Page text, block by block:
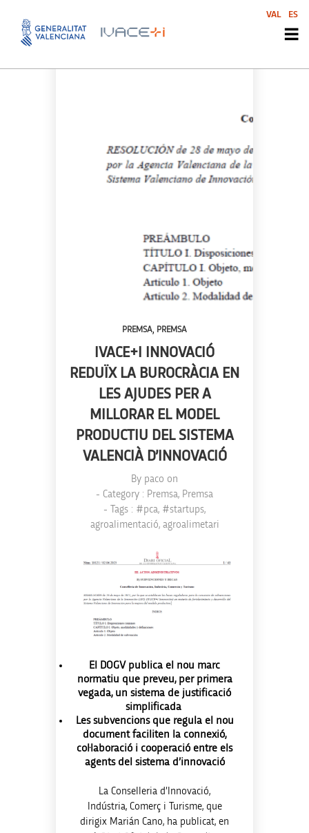
PREMSA PREMSA
IVACE+I INNOVACIÓ
REDUÏX LA BUROCRÀCIA EN
LES AJUDES PER A
MILLORAR EL MODEL
PRODUCTIU DEL SISTEMA
VALENCIÀ D’INNOVACIÓ
By paco on
- Category : Premsa, Premsa
- Tags : #pca, #startups,
agroalimentació, agroalimetari
El DOGV publica el nou marc
normatiu que preveu, per primera
vegada, un sistema de justificació
simplificada
Les subvencions que regula el nou
document faciliten la connexió,
col·laboració i cooperació entre els
agents del sistema d’innovació
La Conselleria d’Innovació,
Indústria, Comerç i Turisme, que
dirigix Marián Cano, ha publicat, en
VAL ES